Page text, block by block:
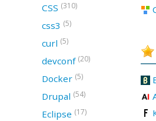
CSS (310)
css3 (5)
curl (5)
devconf (20)
Docker (5)
Drupal (54)
Eclipse (17)